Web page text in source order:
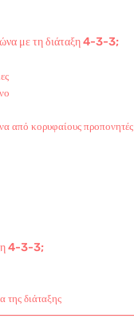
με τη διάταξη 4-3-3;
από κορυφαίους προπονητές
4-3-3;
της διάταξης